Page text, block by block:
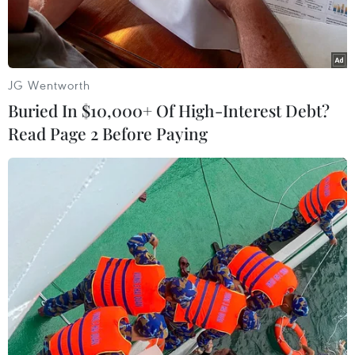
12/02/2024 11:05
Thú chơi hoa Thủy tiên tao
nhã và cầu kỳ của người Hà
Nội
Chơi Thủy tiên cầu kỳ từ cách chọn và gọt củ, xén lá, phá ngọc,
cạo cuống hoa, rồi chăm chút thủy dưỡng trong gần 1 tháng,
không khác gì chăm con mọn. Nhưng ai đã bị cuốn vào thì mê
say không dứt nổi.
Theo dõi VietnamPlus
Các cuộc thi hoa Thủy tiên xưa kia ở Hà Nội
JG Wentworth
Buried In $10,000+ Of High-Interest Debt?
Read Page 2 Before Paying